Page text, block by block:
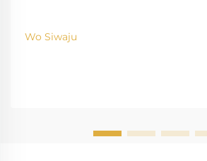
Wo Siwaju